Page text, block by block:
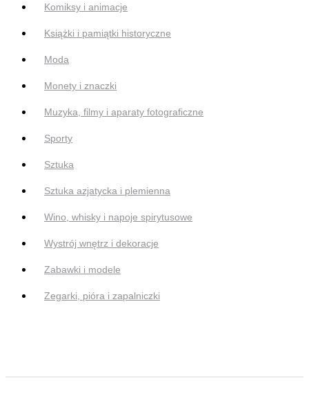
Komiksy i animacje
Książki i pamiątki historyczne
Moda
Monety i znaczki
Muzyka, filmy i aparaty fotograficzne
Sporty
Sztuka
Sztuka azjatycka i plemienna
Wino, whisky i napoje spirytusowe
Wystrój wnętrz i dekoracje
Zabawki i modele
Zegarki, pióra i zapalniczki